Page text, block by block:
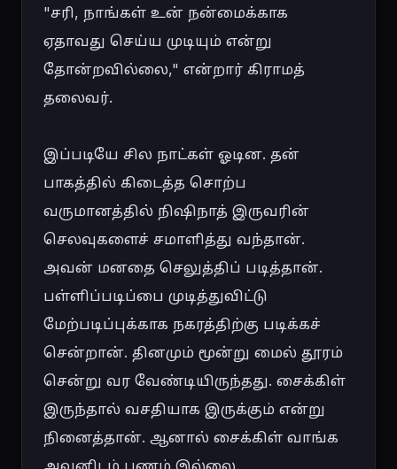
"சரி, நாங்கள் உன் நன்மைக்காக
ஏதாவது செய்ய முடியும் என்று
தோன்றவில்லை," என்றார் கிராமத்
தலைவர்.
இப்படியே சில நாட்கள் ஓடின. தன்
பாகத்தில் கிடைத்த சொற்ப
வருமானத்தில் நிஷிநாத் இருவரின்
செலவுகளைச் சமாளித்து வந்தான்.
அவன் மனதை செலுத்திப் படித்தான்.
பள்ளிப்படிப்பை முடித்துவிட்டு
மேற்படிப்புக்காக நகரத்திற்கு படிக்கச்
சென்றான். தினமும் மூன்று மைல் தூரம்
சென்று வர வேண்டியிருந்தது. சைக்கிள்
இருந்தால் வசதியாக இருக்கும் என்று
நினைத்தான். ஆனால் சைக்கிள் வாங்க
அவனிடம் பணம் இல்லை.